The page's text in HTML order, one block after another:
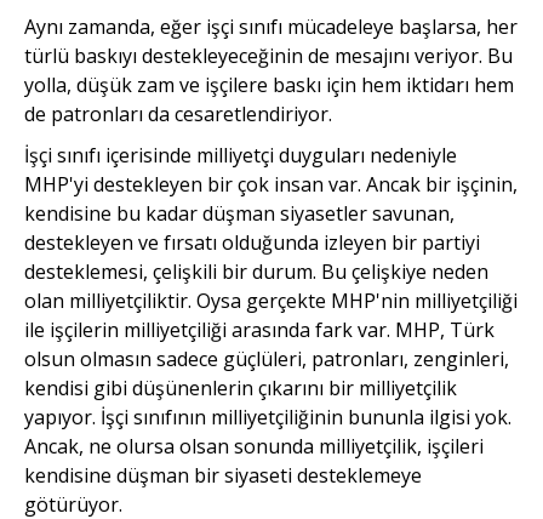
Aynı zamanda, eğer işçi sınıfı mücadeleye başlarsa, her
türlü baskıyı destekleyeceğinin de mesajını veriyor. Bu
yolla, düşük zam ve işçilere baskı için hem iktidarı hem
de patronları da cesaretlendiriyor.
İşçi sınıfı içerisinde milliyetçi duyguları nedeniyle
MHP'yi destekleyen bir çok insan var. Ancak bir işçinin,
kendisine bu kadar düşman siyasetler savunan,
destekleyen ve fırsatı olduğunda izleyen bir partiyi
desteklemesi, çelişkili bir durum. Bu çelişkiye neden
olan milliyetçiliktir. Oysa gerçekte MHP'nin milliyetçiliği
ile işçilerin milliyetçiliği arasında fark var. MHP, Türk
olsun olmasın sadece güçlüleri, patronları, zenginleri,
kendisi gibi düşünenlerin çıkarını bir milliyetçilik
yapıyor. İşçi sınıfının milliyetçiliğinin bununla ilgisi yok.
Ancak, ne olursa olsan sonunda milliyetçilik, işçileri
kendisine düşman bir siyaseti desteklemeye
götürüyor.